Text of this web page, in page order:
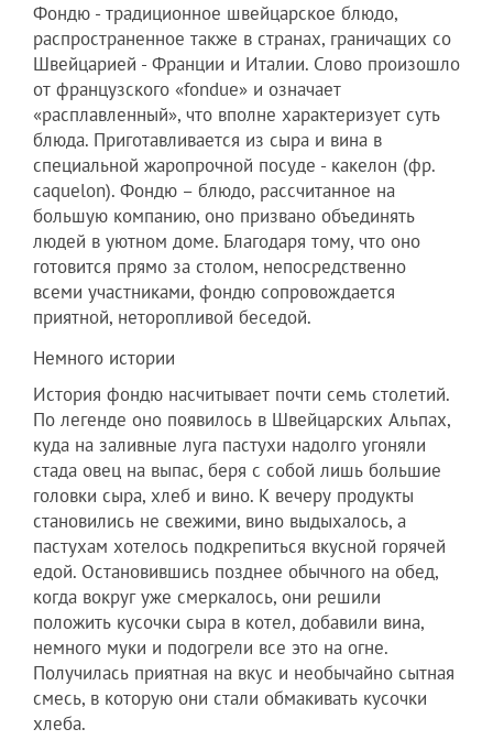
Фондю - традиционное швейцарское блюдо,
распространенное также в странах, граничащих со
Швейцарией - Франции и Италии. Слово произошло
от французского «fondue» и означает
«расплавленный», что вполне характеризует суть
блюда. Приготавливается из сыра и вина в
специальной жаропрочной посуде - какелон (фр.
caquelon). Фондю – блюдо, рассчитанное на
большую компанию, оно призвано объединять
людей в уютном доме. Благодаря тому, что оно
готовится прямо за столом, непосредственно
всеми участниками, фондю сопровождается
приятной, неторопливой беседой.
Немного истории
История фондю насчитывает почти семь столетий.
По легенде оно появилось в Швейцарских Альпах,
куда на заливные луга пастухи надолго угоняли
стада овец на выпас, беря с собой лишь большие
головки сыра, хлеб и вино. К вечеру продукты
становились не свежими, вино выдыхалось, а
пастухам хотелось подкрепиться вкусной горячей
едой. Остановившись позднее обычного на обед,
когда вокруг уже смеркалось, они решили
положить кусочки сыра в котел, добавили вина,
немного муки и подогрели все это на огне.
Получилась приятная на вкус и необычайно сытная
смесь, в которую они стали обмакивать кусочки
хлеба.